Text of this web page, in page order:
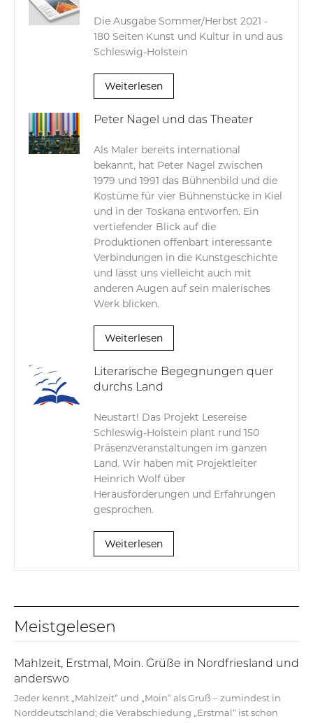
Die Ausgabe Sommer/Herbst 2021 -
180 Seiten Kunst und Kultur in und aus
Schleswig-Holstein
Weiterlesen
Peter Nagel und das Theater
Als Maler bereits international
bekannt, hat Peter Nagel zwischen
1979 und 1991 das Bühnenbild und die
Kostüme für vier Bühnenstücke in Kiel
und in der Toskana entworfen. Ein
vertiefender Blick auf die
Produktionen offenbart interessante
Verbindungen in die Kunstgeschichte
und lässt uns vielleicht auch mit
anderen Augen auf sein malerisches
Werk blicken.
Weiterlesen
Literarische Begegnungen quer
durchs Land
Neustart! Das Projekt Lesereise
Schleswig-Holstein plant rund 150
Präsenzveranstaltungen im ganzen
Land. Wir haben mit Projektleiter
Heinrich Wolf über
Herausforderungen und Erfahrungen
gesprochen.
Weiterlesen
Meistgelesen
Mahlzeit, Erstmal, Moin. Grüße in Nordfriesland und
anderswo
Jeder kennt „Mahlzeit“ und „Moin“ als Gruß – zumindest in
Norddeutschland; die Verabschiedung „Erstmal“ ist schon